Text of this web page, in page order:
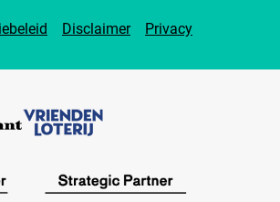
Disclaimer Privacy